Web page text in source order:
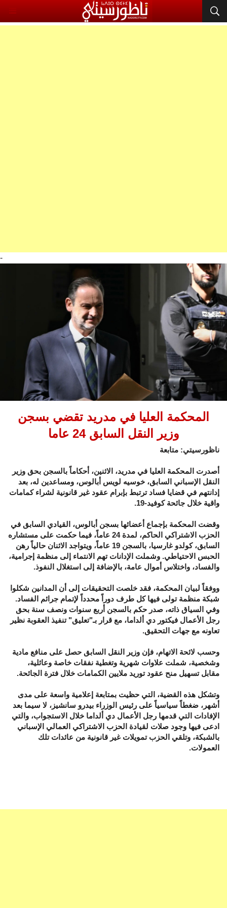
-
المحكمة العليا في مدريد تقضي بسجن
وزير النقل السابق 24 عاما
ناظورسيتي: متابعة
أصدرت المحكمة العليا في مدريد، الاثنين، أحكاماً بالسجن بحق وزير
النقل الإسباني السابق، خوسيه لويس أبالوس، ومساعدين له، بعد
إدانتهم في قضايا فساد ترتبط بإبرام عقود غير قانونية لشراء كمامات
واقية خلال جائحة كوفيد-19.
وقضت المحكمة بإجماع أعضائها بسجن أبالوس، القيادي السابق في
الحزب الاشتراكي الحاكم، لمدة 24 عاماً، فيما حكمت على مستشاره
السابق، كولدو غارسيا، بالسجن 19 عاماً، ويتواجد الاثنان حالياً رهن
الحبس الاحتياطي. وشملت الإدانات تهم الانتماء إلى منظمة إجرامية،
والفساد، واختلاس أموال عامة، بالإضافة إلى استغلال النفوذ.
ووفقاً لبيان المحكمة، فقد خلصت التحقيقات إلى أن المدانين شكلوا
شبكة منظمة تولى فيها كل طرف دوراً محدداً لإتمام جرائم الفساد.
وفي السياق ذاته، صدر حكم بالسجن أربع سنوات ونصف سنة بحق
رجل الأعمال فيكتور دي ألداما، مع قرار بـ"تعليق" تنفيذ العقوبة نظير
تعاونه مع جهات التحقيق.
وحسب لائحة الاتهام، فإن وزير النقل السابق حصل على منافع مادية
وشخصية، شملت علاوات شهرية وتغطية نفقات خاصة وعائلية،
مقابل تسهيل منح عقود توريد ملايين الكمامات خلال فترة الجائحة.
وتشكل هذه القضية، التي حظيت بمتابعة إعلامية واسعة على مدى
أشهر، ضغطاً سياسياً على رئيس الوزراء بيدرو سانشيز، لا سيما بعد
الإفادات التي قدمها رجل الأعمال دي ألداما خلال الاستجواب، والتي
ادعى فيها وجود صلات لقيادة الحزب الاشتراكي العمالي الإسباني
بالشبكة، وتلقي الحزب تمويلات غير قانونية من عائدات تلك
العمولات.